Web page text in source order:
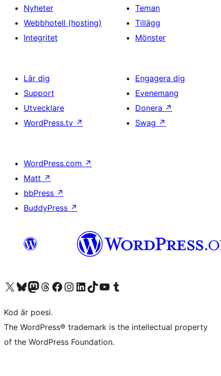
Nyheter
Webbhotell (hosting)
Integritet
Teman
Tillägg
Mönster
Lär dig
Support
Utvecklare
WordPress.tv ↗
Engagera dig
Evenemang
Donera ↗
Swag ↗
WordPress.com ↗
Matt ↗
bbPress ↗
BuddyPress ↗
Besök vår X-konto (f.d. Twitter)
Besök vårt Bluesky-konto
Besök vårt Mastodon-konto
Besök vårt Thread-konto
Besök vår Facebook-sidaBesök vårt Instagram-konto
Besök vårt LinkedIn-konto
Besök vårt TikTok-konto
Besök vår YouTube-kanalBesök vårt Tumblr-konto
Kod är poesi.
The WordPress® trademark is the intellectual property
of the WordPress Foundation.